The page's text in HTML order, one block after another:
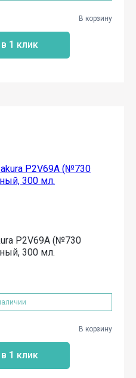
В корзину
1 клик
P2V69A (№730
300 мл.
В корзину
1 клик